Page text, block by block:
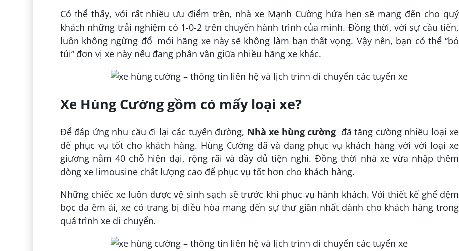
Có thể thấy, với rất nhiều ưu điểm trên, nhà xe Mạnh Cường hứa hẹn sẽ mang đến cho quý
khách những trải nghiệm có 1-0-2 trên chuyến hành trình của mình. Đồng thời, với sự cầu tiến,
luôn không ngừng đổi mới hãng xe này sẽ không làm bạn thất vọng. Vậy nên, bạn có thể “bỏ
túi” đơn vị xe này nếu đang phân vân giữa nhiều hãng xe khác.
Xe Hùng Cường gồm có mấy loại xe?
Để đáp ứng nhu cầu đi lại các tuyến đường, Nhà xe hùng cườngđã tăng cường nhiều loại xe
để phục vụ tốt cho khách hàng. Hùng Cường đã và đang phục vụ khách hàng với với loại xe
giường nằm 40 chỗ hiện đại, rộng rãi và đầy đủ tiện nghi. Đồng thời nhà xe vừa nhập thêm
dòng xe limousine chất lượng cao để phục vụ tốt hơn cho khách hàng.
Những chiếc xe luôn được vệ sinh sạch sẽ trước khi phục vụ hành khách. Với thiết kế ghế đệm
bọc da êm ái, xe có trang bị điều hòa mang đến sự thư giãn nhất dành cho khách hàng trong
quá trình xe di chuyển.